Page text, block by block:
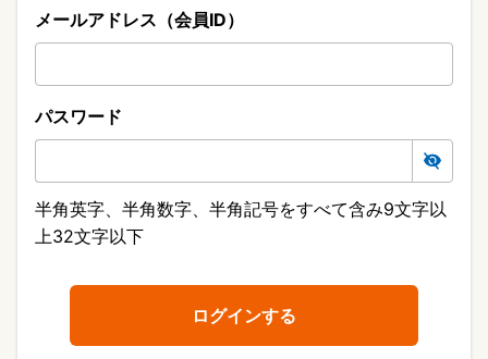
メールアドレス（会員ID）
パスワード
半角英字、半角数字、半角記号をすべて含み9文字以
上32文字以下